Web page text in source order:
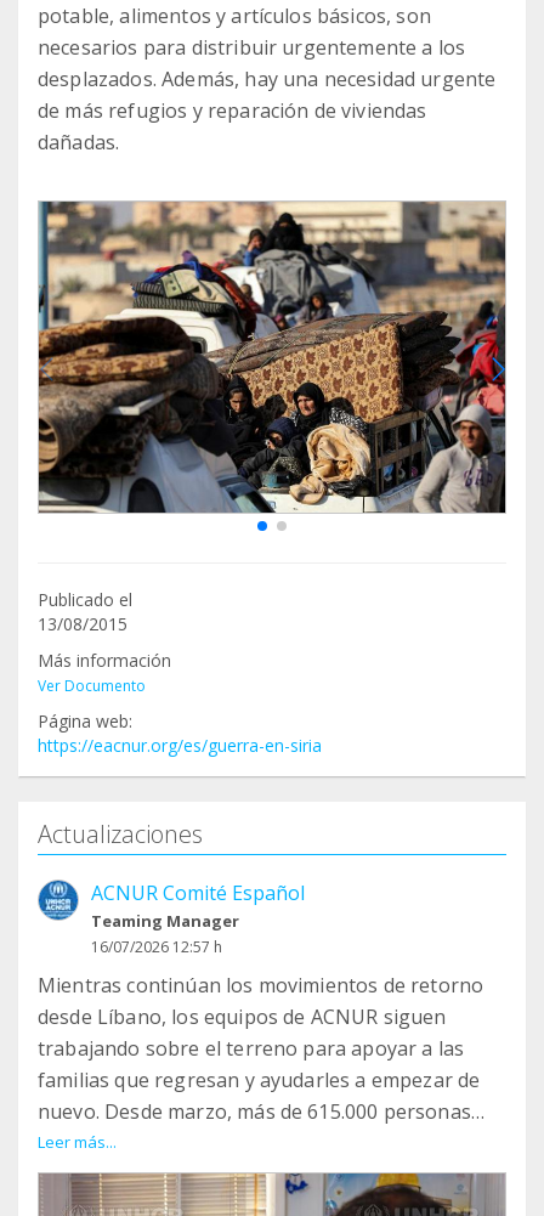
potable, alimentos y artículos básicos, son
necesarios para distribuir urgentemente a los
desplazados. Además, hay una necesidad urgente
de más refugios y reparación de viviendas
dañadas.
Publicado el
13/08/2015
Más información
Ver Documento
Página web:
https://eacnur.org/es/guerra-en-siria
Actualizaciones
ACNUR Comité Español
Teaming Manager
16/07/2026 12:57 h
Mientras continúan los movimientos de retorno
desde Líbano, los equipos de ACNUR siguen
trabajando sobre el terreno para apoyar a las
familias que regresan y ayudarles a empezar de
nuevo. Desde marzo, más de 615.000 personas
refugiadas sirias han retornado desde Líbano a
Siria.
Leer más...